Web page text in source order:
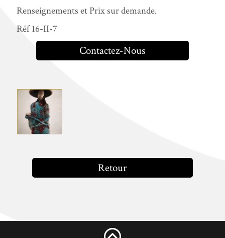
Renseignements et Prix sur demande.
Réf 16-II-7
Contactez-Nous
Retour